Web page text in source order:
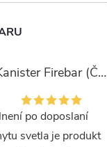
Jerrycan bar - Kanister Firebar (Červený)
po doposlaní
svetla je produkt